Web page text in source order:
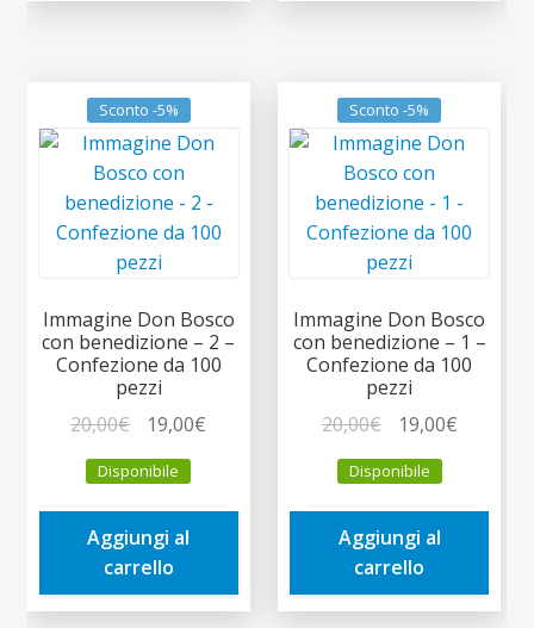
Sconto -5%
Immagine Don Bosco
con benedizione – 2 –
Confezione da 100
pezzi
20,00€
prezzo
originale
era:
20,00€.
19,00€
è:
Disponibile
Aggiungi al
carrello
Sconto -5%
Immagine Don Bosco
con benedizione – 1 –
Confezione da 100
pezzi
20,00€
prezzo
originale
era:
20,00€.
19,00€Il
è:
Disponibile
Aggiungi al
carrello